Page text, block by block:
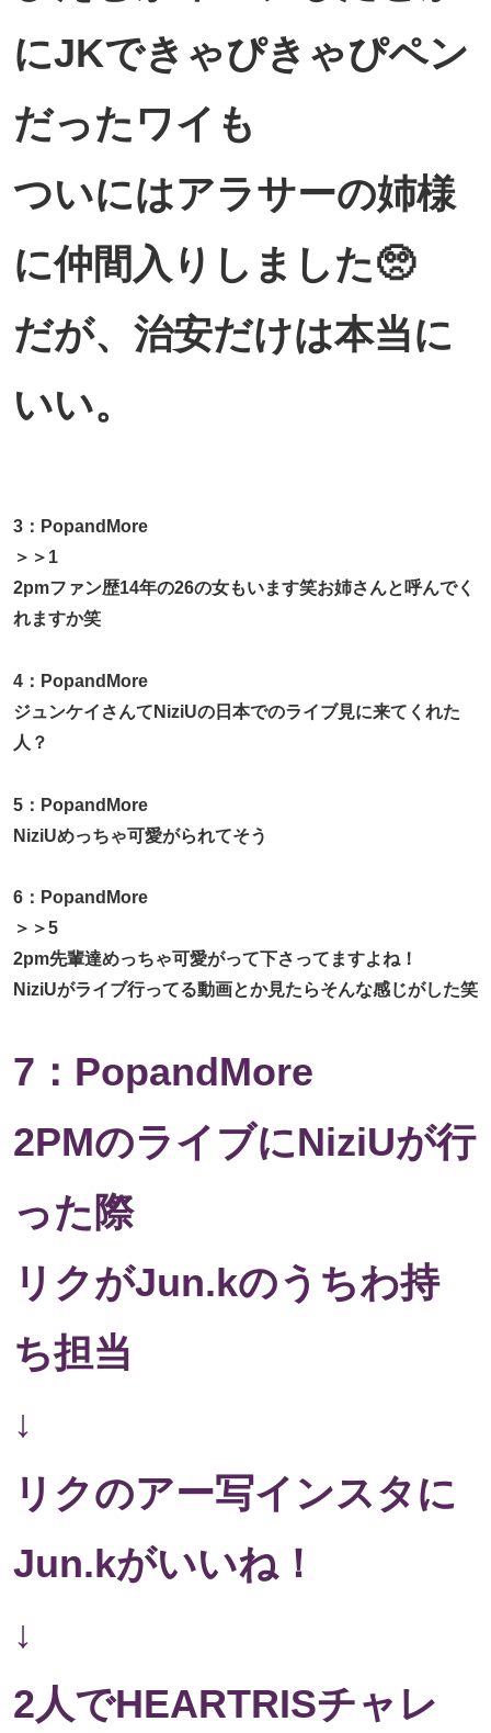
にJKできゃぴきゃぴペン
だったワイも
ついにはアラサーの姉様
に仲間入りしました🥺
だが、治安だけは本当に
いい。
3：PopandMore
＞＞1
2pmファン歴14年の26の女もいます笑お姉さんと呼んでく
れますか笑
4：PopandMore
ジュンケイさんてNiziUの日本でのライブ見に来てくれた
人？
5：PopandMore
NiziUめっちゃ可愛がられてそう
6：PopandMore
＞＞5
2pm先輩達めっちゃ可愛がって下さってますよね！
NiziUがライブ行ってる動画とか見たらそんな感じがした笑
7：PopandMore
2PMのライブにNiziUが行
った際
リクがJun.kのうちわ持
ち担当
↓
リクのアー写インスタに
Jun.kがいいね！
↓
2人でHEARTRISチャレ